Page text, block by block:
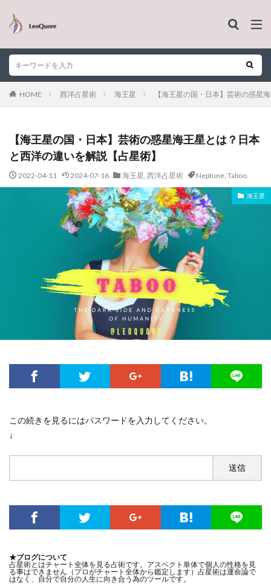
HOME 西洋占星術 海王星 【海王星の国・日本】芸術の惑星
【海王星の国・日本】芸術の惑星海王星とは？日本
と西洋の違いを解説【占星術】
2022-04-11 2024-07-16 海王星, 西洋占星術 Neptune, Taboo
海王星
この続きを見るにはパスワードを入力してください。
↓
★ブログについて
占星術とはチャート全体を見る占術です。アスペクト単体で個人の性格を見
る事はできません（プロがチャート全体から鑑定します）占星術は運命論で
はなく、自分で自分の人生に向き合う為のツールです。